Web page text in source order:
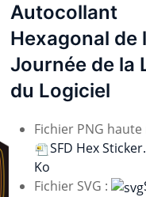
Autocollant
Hexagonal de
Journée de la
du Logiciel
Fichier PNG
SFD Hex
Ko
Fichier SVG :